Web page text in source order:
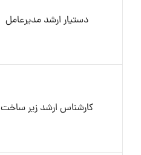
دستیار ارشد مدیرعامل
کارشناس ارشد زیر ساخت